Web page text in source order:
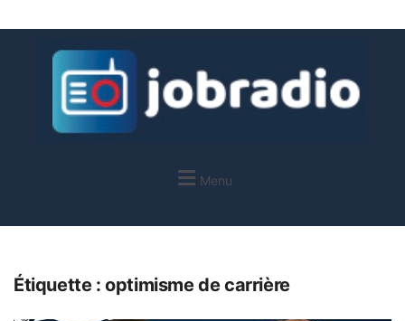
Menu
Étiquette :optimisme de carrière